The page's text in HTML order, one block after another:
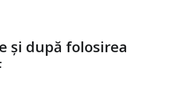
și după folosirea